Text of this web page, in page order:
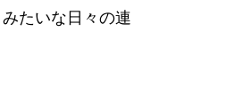
たいな日々の連